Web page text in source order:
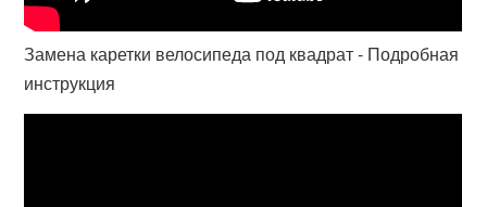
Замена каретки велосипеда под квадрат - Подробная
инструкция